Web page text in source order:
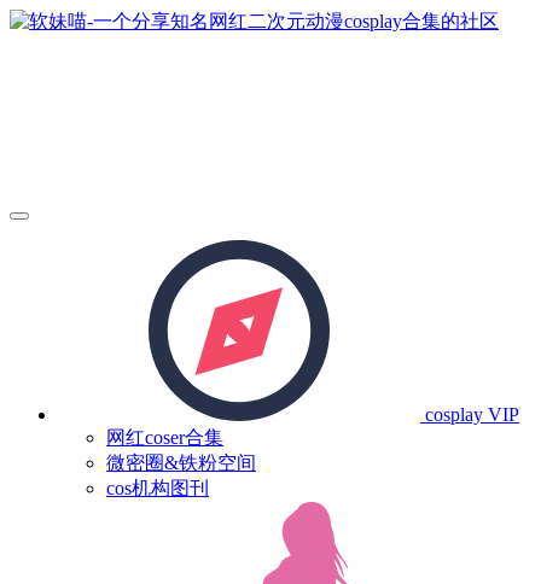
cosplay VIP
网红coser合集
微密圈&铁粉空间
cos机构图刊